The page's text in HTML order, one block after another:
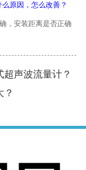
原因，怎么改善？
，安装距离是否正确
声波流量计？